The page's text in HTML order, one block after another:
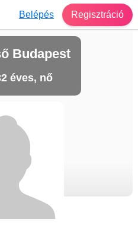
Belépés Regisztráció
Budapest
éves, nő